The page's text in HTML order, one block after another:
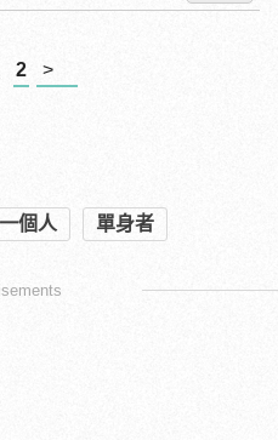
2 >
一個人 單身者